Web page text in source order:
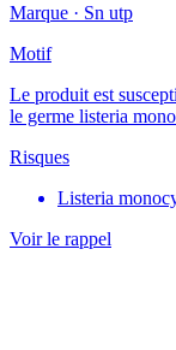
Marque · Sn utp
Motif
Le produit est
le germe listeria
Risques
Listeria
Voir le rappel